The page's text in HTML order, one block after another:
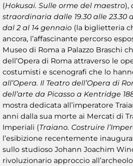
(Hokusai. Sulle orme del maestro),
straordinaria dalle 19.30 alle 23.30
dal 2 al 14 gennaio (la biglietteria
ancora, l’affascinante percorso
Museo di Roma a Palazzo Braschi
dell’Opera di Roma attraverso le
costumisti e scenografi che lo
all’Opera. Il Teatro dell’Opera di
dell’arte da Picasso a Kentridge
mostra dedicata all’imperatore
anni dalla sua morte ai Mercati di
Imperiali (Traiano. Costruire
l’esibizione recentemente
sullo studioso Johann Joachim
rivoluzionario approccio